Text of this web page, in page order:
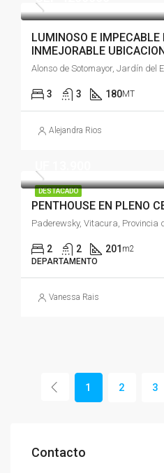
LUMINOSO E
INMEJORABLE
3 3 180MT
Alejandra Rios
DESTACADO
PENTHOUSE EN PLENO
2 2 201 m2
DEPARTAMENTO
Vanessa Rais
1 2 3
Contacto